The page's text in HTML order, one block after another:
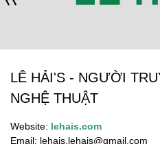
LÊ HẢI'S - NGƯỜI
NGHỆ THUẬT
Website: lehais.com
Email: lehais.lehais@gmail.com